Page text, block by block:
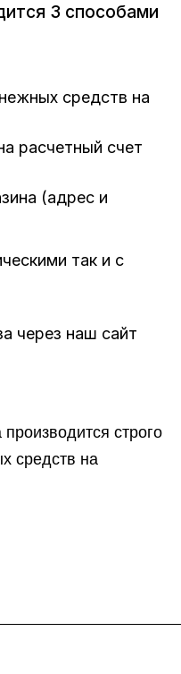
3 способами
средств на
расчетный счет
(адрес и
так и с
через наш сайт
рублей.
производится строго
средств на